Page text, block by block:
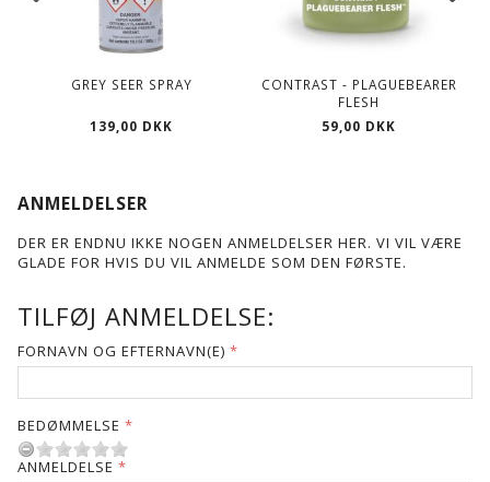
GREY SEER SPRAY
139,00 DKK
CONTRAST - PLAGUEBEARER
FLESH
59,00 DKK
ANMELDELSER
DER ER ENDNU IKKE NOGEN ANMELDELSER HER. VI VIL VÆRE
GLADE FOR HVIS DU VIL ANMELDE SOM DEN FØRSTE.
TILFØJ ANMELDELSE:
FORNAVN OG EFTERNAVN(E)
BEDØMMELSE
ANMELDELSE